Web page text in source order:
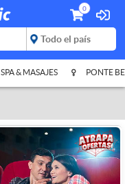
0
SPA & MASAJES PONTE